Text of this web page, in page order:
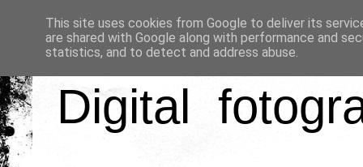
Digital
This site uses cookies from Google to deliver its
are shared with Google along with performance and
statistics, and to detect and address abuse.